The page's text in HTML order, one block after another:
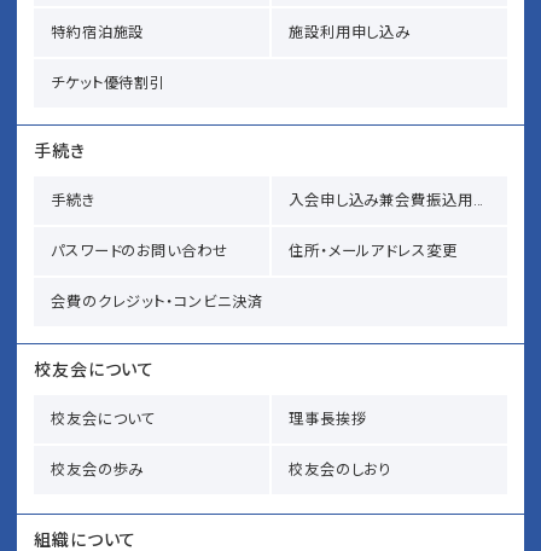
特約宿泊施設 施設利用申し込み
チケット優待割引
手続き
手続き 入会申し込み兼会費振込用紙請求
パスワードのお問い合わせ 住所・メールアドレス変更
会費のクレジット・コンビニ決済
校友会について
校友会について 理事長挨拶
校友会の歩み 校友会のしおり
組織について